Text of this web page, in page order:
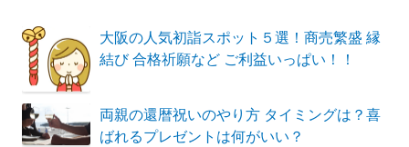
大阪の人気初詣スポット５選！商売繁盛 縁
結び 合格祈願など ご利益いっぱい！！
両親の還暦祝いのやり方 タイミングは？喜
ばれるプレゼントは何がいい？